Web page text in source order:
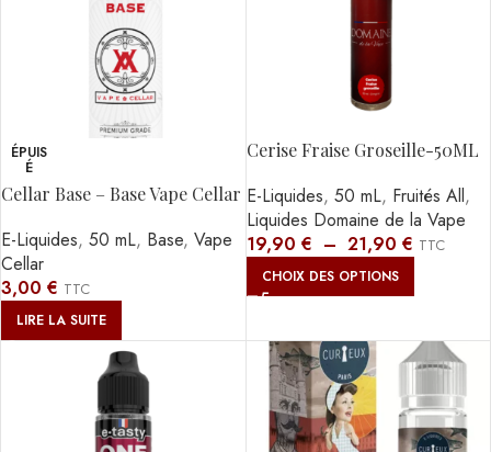
ÉPUIS
É
Cellar Base – Base Vape Cellar
E-Liquides, 50 mL, Base, Vape
Cellar
3,00 € TTC
LIRE LA SUITE
Cerise Fraise Groseille-50ML
E-Liquides, 50 mL, Fruités All,
Liquides Domaine de la Vape
19,90 € – 21,90 € TTC
CHOIX DES OPTIONS